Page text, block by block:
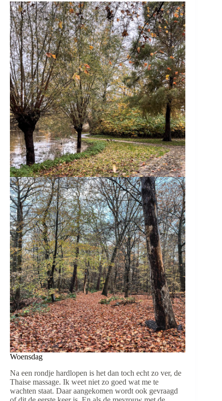
Woensdag
Na een rondje hardlopen is het dan toch echt zo ver, de
Thaise massage. Ik weet niet zo goed wat me te
wachten staat. Daar aangekomen wordt ook gevraagd